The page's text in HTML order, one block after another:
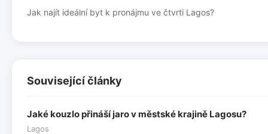
Jak najít ideální byt k pronájmu ve čtvrti Lagos?
Související články
Jaké kouzlo přináší jaro v městské krajině Lagosu?
Lagos